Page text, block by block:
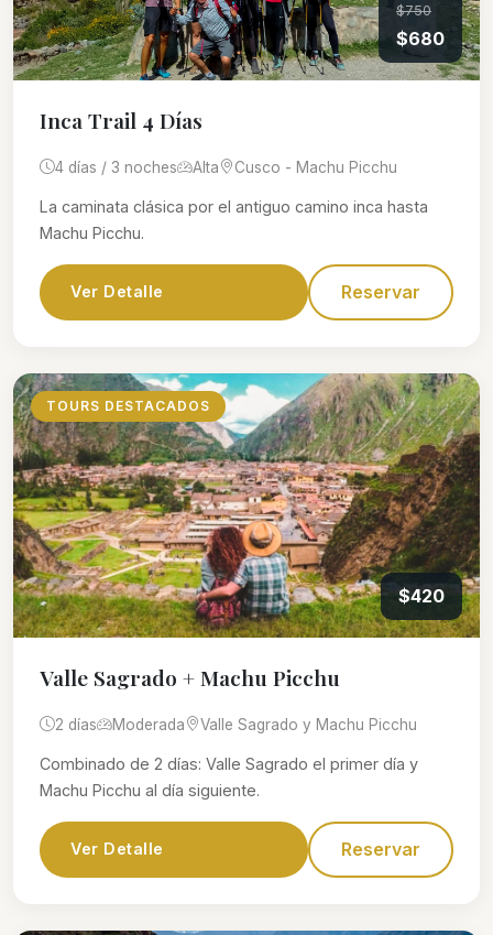
$750
$680
Inca Trail 4 Días
4 días / 3 noches Alta Cusco - Machu Picchu
La caminata clásica por el antiguo camino inca hasta
Machu Picchu.
Ver Detalle Reservar
TOURS DESTACADOS
$420
Valle Sagrado + Machu Picchu
2 días Moderada Valle Sagrado y Machu Picchu
Combinado de 2 días: Valle Sagrado el primer día y
Machu Picchu al día siguiente.
Ver Detalle Reservar